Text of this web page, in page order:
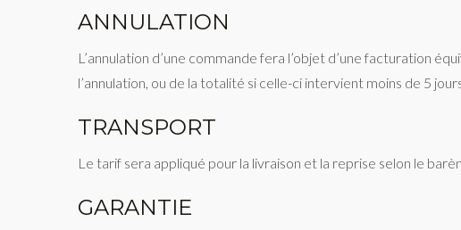
ANNULATION
L’annulation d’une commande fera l’objet d’une facturation
l’annulation, ou de la totalité si celle-ci intervient moins de 5
TRANSPORT
Le tarif sera appliqué pour la livraison et la reprise selon le
GARANTIE